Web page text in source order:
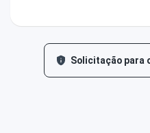
Solicitação para